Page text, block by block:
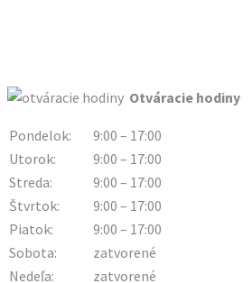
Otváracie hodiny
Pondelok:
9:00 – 17:00
Utorok:
9:00 – 17:00
Streda:
9:00 – 17:00
Štvrtok:
9:00 – 17:00
Piatok:
9:00 – 17:00
Sobota:
zatvorené
Nedeľa:
zatvorené